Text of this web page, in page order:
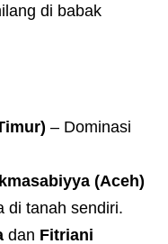
di babak
– Dominasi
(Aceh)
di tanah sendiri.
dan Fitriani